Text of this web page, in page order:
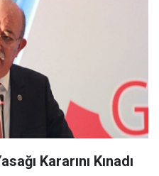
Kararını Kınadı